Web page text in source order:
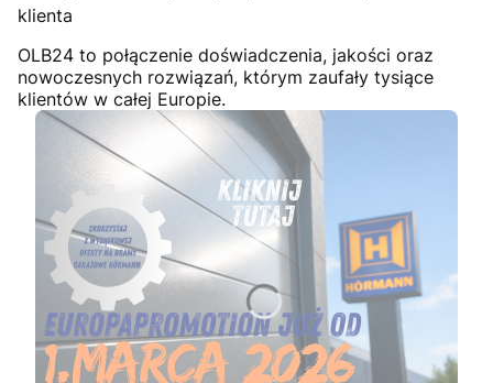
klienta
OLB24 to połączenie doświadczenia, jakości oraz
nowoczesnych rozwiązań, którym zaufały tysiące
klientów w całej Europie.